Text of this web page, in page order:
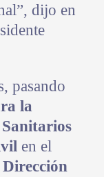
dijo en
pasando
la
en el
Dirección